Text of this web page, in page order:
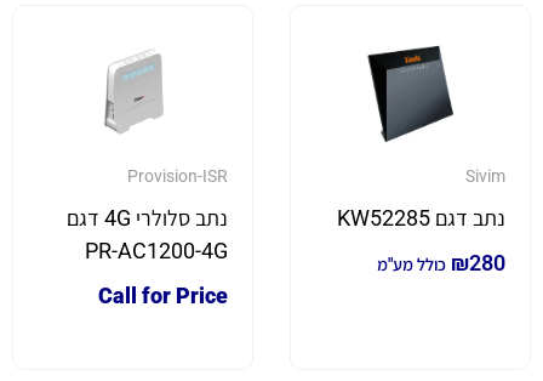
Sivim
נתב דגם KW52285
₪280 כולל מע"מ
Provision-ISR
נתב סלולרי 4G דגם
PR-AC1200-4G
Call for Price